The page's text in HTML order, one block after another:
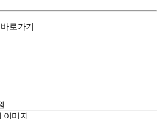
로가기